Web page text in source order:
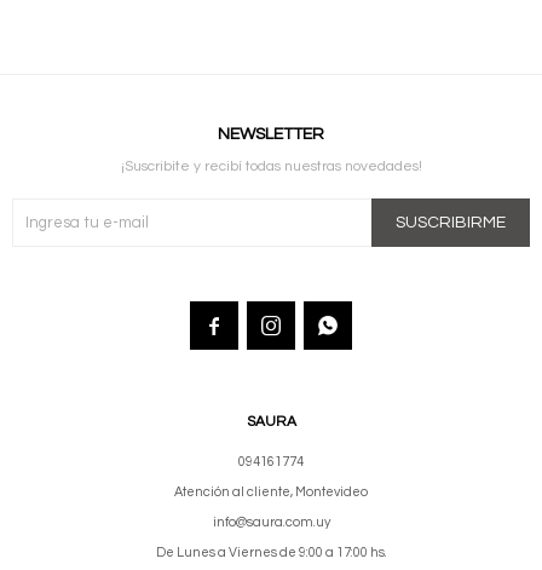
SAURA
094161774
Atención al cliente, Montevideo
info@saura.com.uy
De Lunes a Viernes de 9:00 a 17:00 hs.
NEWSLETTER
¡Suscribite y recibí todas nuestras novedades!
SUSCRIBIRME
  